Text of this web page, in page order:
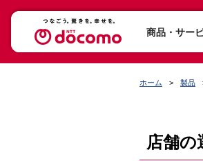
商品・サー
ホーム 製品
店舗の